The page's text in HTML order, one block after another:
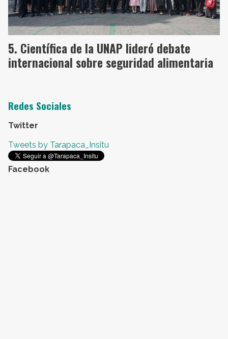
Científica de la UNAP lideró debate
internacional sobre seguridad alimentaria
Redes Sociales
Twitter
Tweets by Tarapaca_Insitu
Facebook